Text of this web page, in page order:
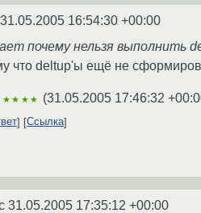
31.05.2005 16:54:30 +00:00
почему нельзя выполнить
что deltup'ы ещё не
(31.05.2005 17:46:32
Ссылка
31.05.2005 17:35:12 +00:00